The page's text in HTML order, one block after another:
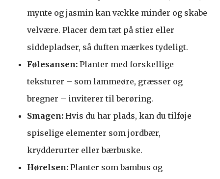
mynte og jasmin kan vække minder og skabe
velvære. Placer dem tæt på stier eller
siddepladser, så duften mærkes tydeligt.
Følesansen: Planter med forskellige
teksturer – som lammeøre, græsser og
bregner – inviterer til berøring.
Smagen: Hvis du har plads, kan du tilføje
spiselige elementer som jordbær,
krydderurter eller bærbuske.
Hørelsen: Planter som bambus og